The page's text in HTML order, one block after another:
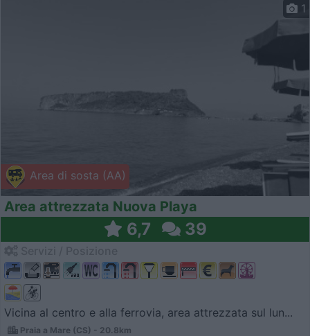
Area di sosta (AA)
1
Area attrezzata Nuova Playa
6,7 39
Vicina al centro e alla ferrovia, area attrezzata sul lun...
Praia a Mare (CS) - 20.8km